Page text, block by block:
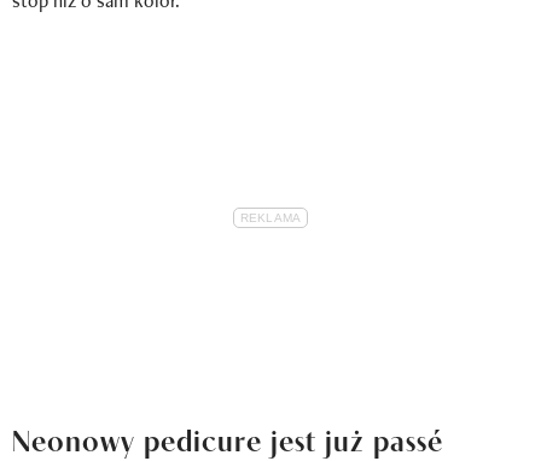
Neonowy pedicure jest już passé